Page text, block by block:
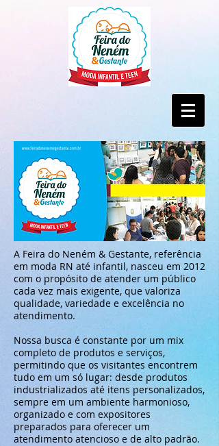
A Feira do Neném & Gestante, referência
em moda RN até infantil, nasceu em 2012
com o propósito de atender um público
cada vez mais exigente, que valoriza
qualidade, variedade e excelência no
atendimento.
Nossa busca é constante por um mix
completo de produtos e serviços,
permitindo que os visitantes encontrem
tudo em um só lugar: desde produtos
industrializados até itens personalizados,
sempre em um ambiente harmonioso,
organizado e com expositores
preparados para oferecer um
atendimento atencioso e de alto padrão.